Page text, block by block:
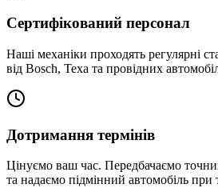
Сертифікований персонал
Наші механіки проходять регулярні
від Bosch, Texa та провідних
Дотримання термінів
Цінуємо ваш час. Передбачаємо
та надаємо підмінний автомобіль при